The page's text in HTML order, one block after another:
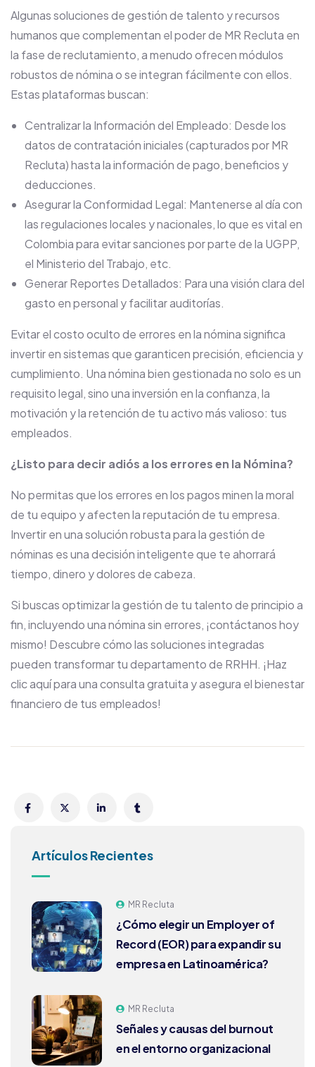
Algunas soluciones de gestión de talento y recursos
humanos que complementan el poder de MR Recluta en
la fase de reclutamiento, a menudo ofrecen módulos
robustos de nómina o se integran fácilmente con ellos.
Estas plataformas buscan:
Centralizar la Información del Empleado: Desde los
datos de contratación iniciales (capturados por MR
Recluta) hasta la información de pago, beneficios y
deducciones.
Asegurar la Conformidad Legal: Mantenerse al día con
las regulaciones locales y nacionales, lo que es vital en
Colombia para evitar sanciones por parte de la UGPP,
el Ministerio del Trabajo, etc.
Generar Reportes Detallados: Para una visión clara del
gasto en personal y facilitar auditorías.
Evitar el costo oculto de errores en la nómina significa
invertir en sistemas que garanticen precisión, eficiencia y
cumplimiento. Una nómina bien gestionada no solo es un
requisito legal, sino una inversión en la confianza, la
motivación y la retención de tu activo más valioso: tus
empleados.
¿Listo para decir adiós a los errores en la Nómina?
No permitas que los errores en los pagos minen la moral
de tu equipo y afecten la reputación de tu empresa.
Invertir en una solución robusta para la gestión de
nóminas es una decisión inteligente que te ahorrará
tiempo, dinero y dolores de cabeza.
Si buscas optimizar la gestión de tu talento de principio a
fin, incluyendo una nómina sin errores, ¡contáctanos hoy
mismo! Descubre cómo las soluciones integradas
pueden transformar tu departamento de RRHH. ¡Haz
clic aquí para una consulta gratuita y asegura el bienestar
financiero de tus empleados!
Artículos Recientes
MR Recluta
¿Cómo elegir un Employer of
Record (EOR) para expandir su
empresa en Latinoamérica?
MR Recluta
Señales y causas del burnout
en el entorno organizacional